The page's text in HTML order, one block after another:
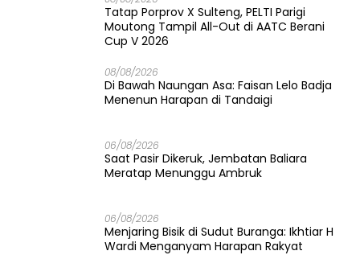
Tatap Porprov X Sulteng, PELTI Parigi
Moutong Tampil All-Out di AATC Berani
Cup V 2026
08/08/2026
Di Bawah Naungan Asa: Faisan Lelo Badja
Menenun Harapan di Tandaigi
06/08/2026
Saat Pasir Dikeruk, Jembatan Baliara
Meratap Menunggu Ambruk
06/08/2026
Menjaring Bisik di Sudut Buranga: Ikhtiar H
Wardi Menganyam Harapan Rakyat